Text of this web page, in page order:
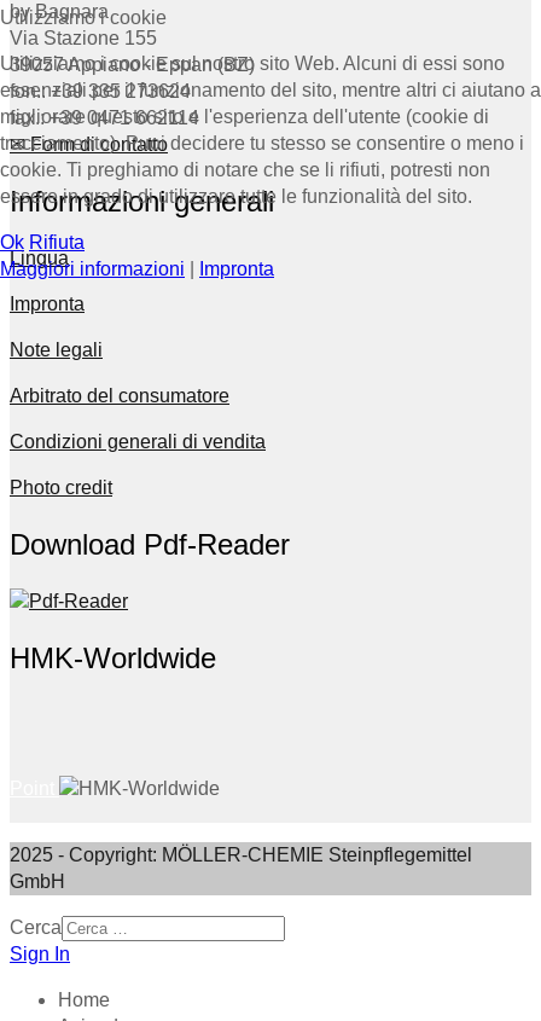
by Bagnara
Via Stazione 155
39057 Appiano - Eppan (BZ)
fon.: +39 335 273624
fax.: +39 0471 662114
✉ Form di contatto
Informazioni generali
Lingua
Impronta
Note legali
Arbitrato del consumatore
Condizioni generali di vendita
Photo credit
Download Pdf-Reader
HMK-Worldwide
2025 - Copyright: MÖLLER-CHEMIE Steinpflegemittel
GmbH
Cerca
Sign In
Home
Utilizziamo i cookie
Utilizziamo i cookie sul nostro sito Web. Alcuni di essi sono
essenziali per il funzionamento del sito, mentre altri ci aiutano a
migliorare questo sito e l'esperienza dell'utente (cookie di
tracciamento). Puoi decidere tu stesso se consentire o meno i
cookie. Ti preghiamo di notare che se li rifiuti, potresti non
essere in grado di utilizzare tutte le funzionalità del sito.
Ok Rifiuta
Maggiori informazioni
Impronta